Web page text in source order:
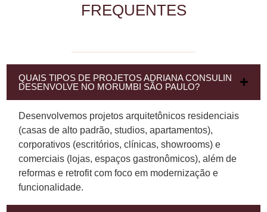
FREQUENTES
QUAIS TIPOS DE PROJETOS ADRIANA CONSULIN
DESENVOLVE NO MORUMBI SÃO PAULO?
Desenvolvemos projetos arquitetônicos residenciais
(casas de alto padrão, studios, apartamentos),
corporativos (escritórios, clínicas, showrooms) e
comerciais (lojas, espaços gastronômicos), além de
reformas e retrofit com foco em modernização e
funcionalidade.